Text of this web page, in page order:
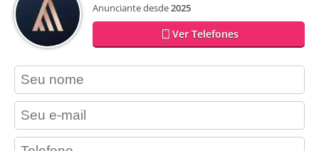
Anunciante desde2025
Ver Telefones
contact_name
contact_email
contact_phone